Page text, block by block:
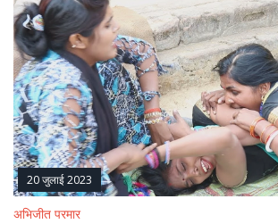
20 जुलाई 2023
अभिजीत परमार